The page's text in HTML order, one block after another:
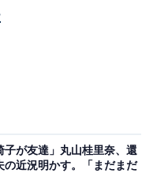
子が友達」丸山桂里奈、還
の近況明かす。「まだまだ